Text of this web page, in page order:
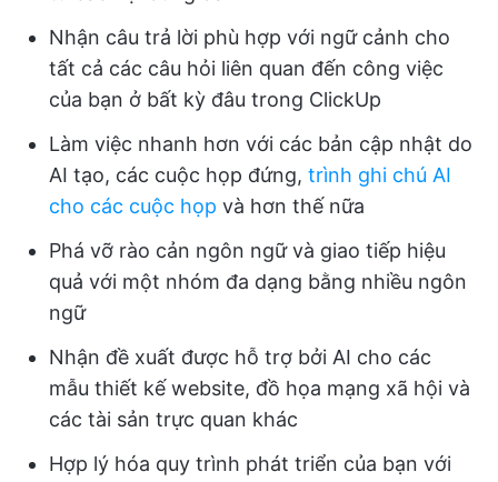
Nhận câu trả lời phù hợp với ngữ cảnh cho
tất cả các câu hỏi liên quan đến công việc
của bạn ở bất kỳ đâu trong ClickUp
Làm việc nhanh hơn với các bản cập nhật do
AI tạo, các cuộc họp đứng, trình ghi chú AI
cho các cuộc họp và hơn thế nữa
Phá vỡ rào cản ngôn ngữ và giao tiếp hiệu
quả với một nhóm đa dạng bằng nhiều ngôn
ngữ
Nhận đề xuất được hỗ trợ bởi AI cho các
mẫu thiết kế website, đồ họa mạng xã hội và
các tài sản trực quan khác
Hợp lý hóa quy trình phát triển của bạn với